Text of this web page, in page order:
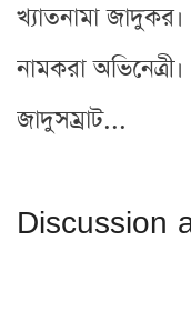
খ্যাতনামা
নামকরা
জাদুসম্রাট...
Discussion